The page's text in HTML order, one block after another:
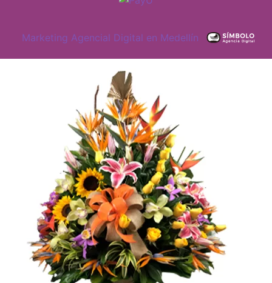
Marketing Agencial Digital en Medellín